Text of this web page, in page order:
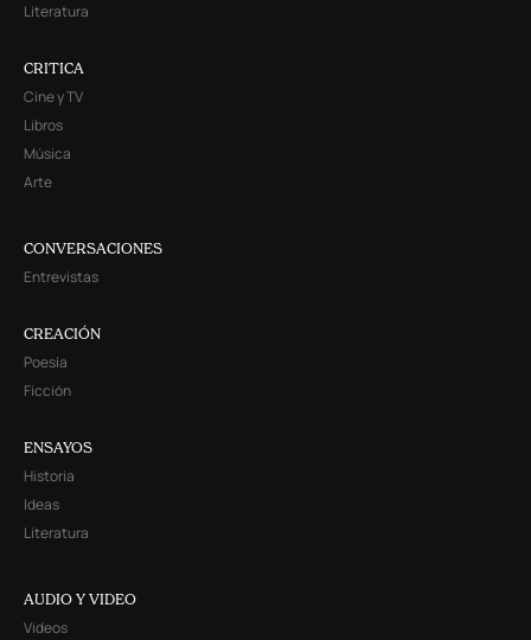
Literatura
CRITICA
Cine y TV
Libros
Música
Arte
CONVERSACIONES
Entrevistas
CREACIÓN
Poesía
Ficción
ENSAYOS
Historia
Ideas
Literatura
AUDIO Y VIDEO
Videos